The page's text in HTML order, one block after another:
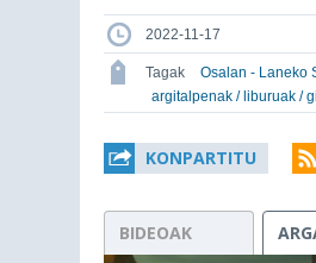
2022-11-17
Tagak Osalan - Laneko
argitalpenak / liburuak /
KONPARTITU
BIDEOAK